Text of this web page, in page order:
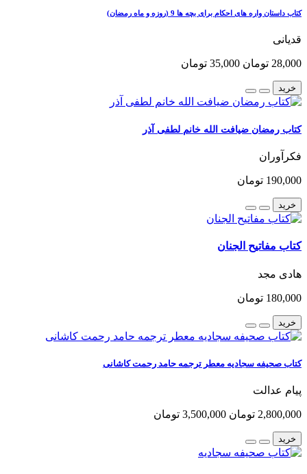
کتاب داستان واره های احکام برای بچه ها 9 (روزه و ماه رمضان)
قدیانی
28,000 تومان 35,000 تومان
خرید
کتاب رمضان ضیافت الله خانم لطفی آذر
فکرآوران
190,000 تومان
خرید
کتاب مفاتیح الجنان
هادی مجد
180,000 تومان
خرید
کتاب صحیفه سجادیه معطر ترجمه حامد رحمت کاشانی
پیام عدالت
2,800,000 تومان 3,500,000 تومان
خرید